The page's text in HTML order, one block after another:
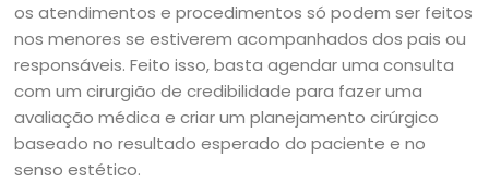
os atendimentos e procedimentos só podem ser feitos
nos menores se estiverem acompanhados dos pais ou
responsáveis. Feito isso, basta agendar uma consulta
com um cirurgião de credibilidade para fazer uma
avaliação médica e criar um planejamento cirúrgico
baseado no resultado esperado do paciente e no
senso estético.